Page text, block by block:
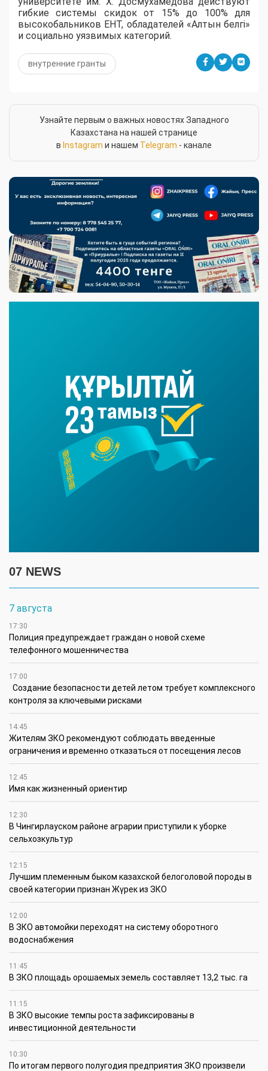
гибкие системы скидок от 15% до 100% для
высокобальников ЕНТ, обладателей «Алтын белгі»
и социально уязвимых категорий.
внутренние гранты
Узнайте первым о важных новостях Западного
Казахстана на нашей странице
в Instagram и нашем Telegram - канале
07 NEWS
7 августа
17:30
Полиция предупреждает граждан о новой схеме
телефонного мошенничества
17:00
Создание безопасности детей летом требует комплексного
контроля за ключевыми рисками
14:45
Жителям ЗКО рекомендуют соблюдать введенные
ограничения и временно отказаться от посещения лесов
12:45
Имя как жизненный ориентир
12:30
В Чингирлауском районе аграрии приступили к уборке
сельхозкультур
12:15
Лучшим племенным быком казахской белоголовой породы в
своей категории признан Жүрек из ЗКО
12:00
В ЗКО автомойки переходят на систему оборотного
водоснабжения
11:45
В ЗКО площадь орошаемых земель составляет 13,2 тыс. га
11:15
В ЗКО высокие темпы роста зафиксированы в
инвестиционной деятельности
10:30
По итогам первого полугодия предприятия ЗКО произвели